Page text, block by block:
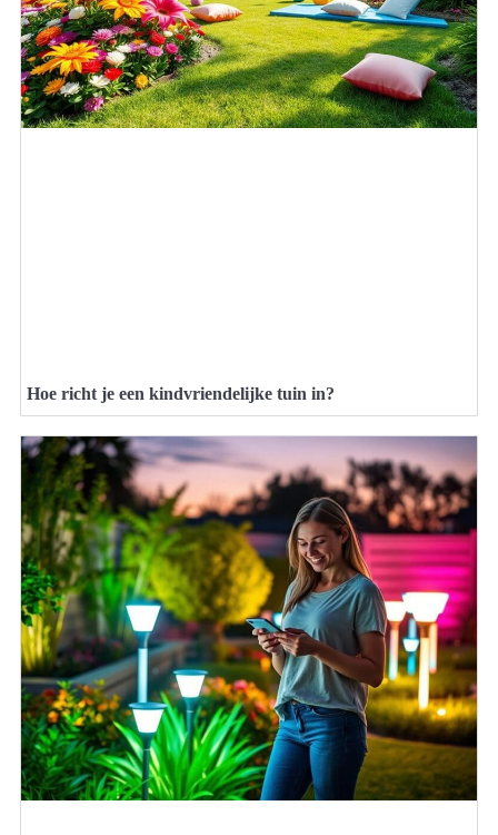
Hoe richt je een kindvriendelijke tuin in?